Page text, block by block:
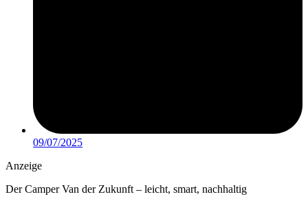
09/07/2025
Anzeige
Der Camper Van der Zukunft – leicht, smart, nachhaltig